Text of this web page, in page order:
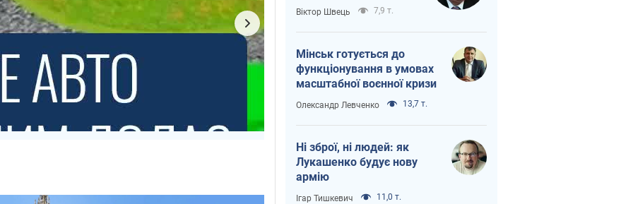
і Путіна?
Віктор Швець 7,9 т.
Мінськ готується до
функціонування в умовах
масштабної воєнної кризи
Олександр Левченко 13,7 т.
Ні зброї, ні людей: як
Лукашенко будує нову
армію
Ігар Тишкевич 11,0 т.